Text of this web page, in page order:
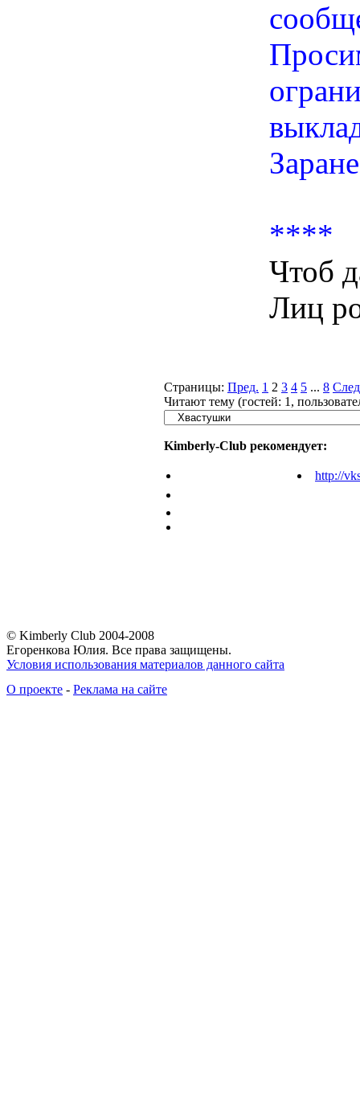
****
Чтоб
Лиц
Страницы: Пред. 1 2 3 4 5 ... 8
Читают тему (гостей: 1 ,
Kimberly-Club рекомендует:
http://
© Kimberly Club 2004-2008
Егоренкова Юлия. Все права защищены.
Условия использования материалов данного сайта
О проекте - Реклама на сайте